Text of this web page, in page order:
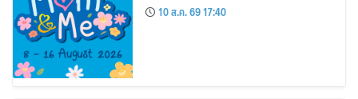
10 ส.ค. 69 17:40